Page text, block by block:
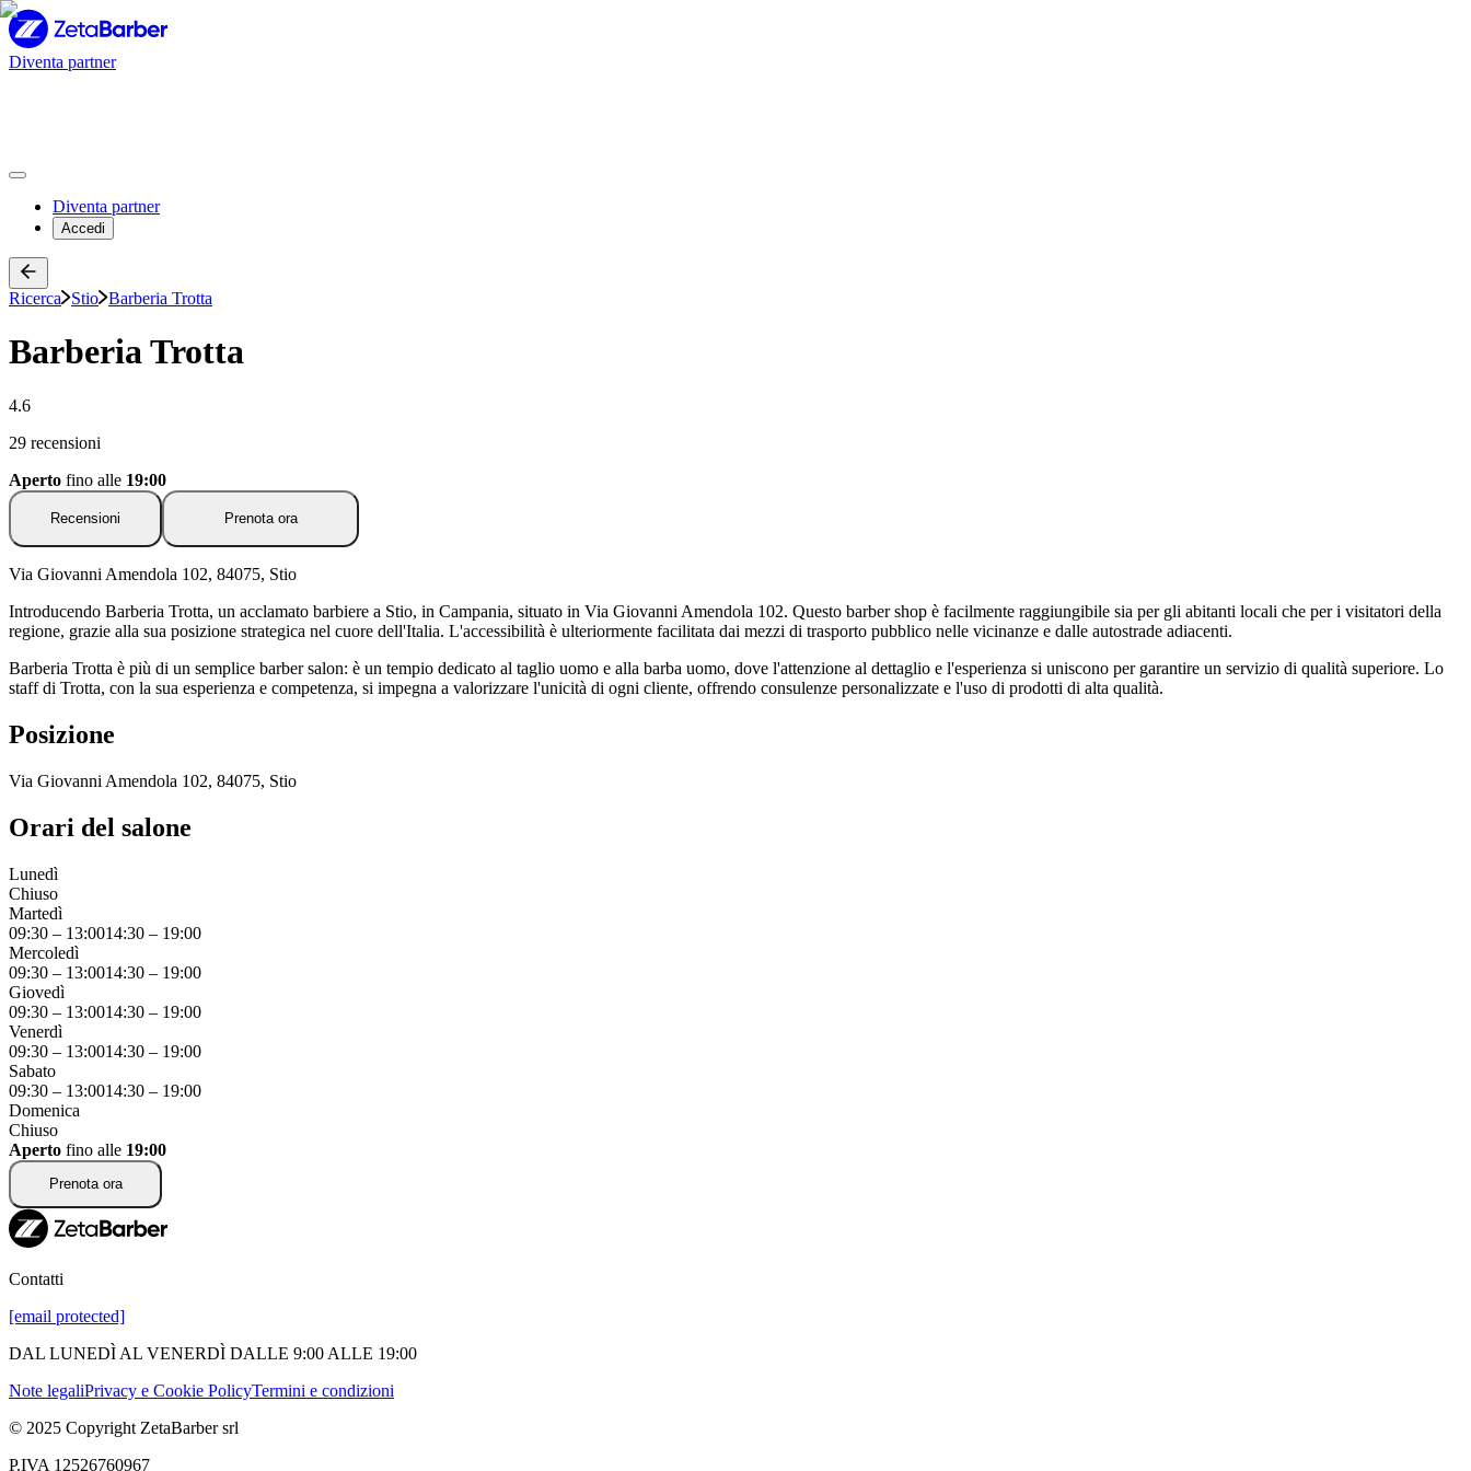
Diventa partner
Diventa partner
Accedi
Ricerca Stio Barberia Trotta
Barberia Trotta
4.6
29 recensioni
Aperto fino alle 19:00
Recensioni Prenota ora
Via Giovanni Amendola 102, 84075, Stio
Introducendo Barberia Trotta, un acclamato barbiere a Stio, in Campania, situato in Via Giovanni Amendola 102. Questo barber shop è facilmente raggiungibile sia per gli abitanti locali che per i visitatori della
regione, grazie alla sua posizione strategica nel cuore dell'Italia. L'accessibilità è ulteriormente facilitata dai mezzi di trasporto pubblico nelle vicinanze e dalle autostrade adiacenti.
Barberia Trotta è più di un semplice barber salon: è un tempio dedicato al taglio uomo e alla barba uomo, dove l'attenzione al dettaglio e l'esperienza si uniscono per garantire un servizio di qualità superiore. Lo
staff di Trotta, con la sua esperienza e competenza, si impegna a valorizzare l'unicità di ogni cliente, offrendo consulenze personalizzate e l'uso di prodotti di alta qualità.
Posizione
Via Giovanni Amendola 102, 84075, Stio
Orari del salone
Lunedì
Chiuso
Martedì
09:30 – 13:0014:30 – 19:00
Mercoledì
09:30 – 13:0014:30 – 19:00
Giovedì
09:30 – 13:0014:30 – 19:00
Venerdì
09:30 – 13:0014:30 – 19:00
Sabato
09:30 – 13:0014:30 – 19:00
Domenica
Chiuso
Aperto fino alle 19:00
Prenota ora
Contatti
[email protected]
DAL LUNEDÌ AL VENERDÌ DALLE 9:00 ALLE 19:00
Note legaliPrivacy e Cookie PolicyTermini e condizioni
© 2025 Copyright ZetaBarber srl
P.IVA 12526760967